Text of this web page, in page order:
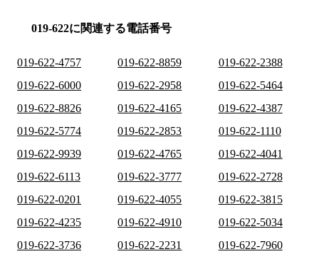
019-622に関連する電話番号
019-622-4757 019-622-8859
019-622-2388
019-622-6000
019-622-2958
019-622-5464
019-622-8826
019-622-4165
019-622-4387
019-622-5774
019-622-2853
019-622-1110
019-622-9939
019-622-4765
019-622-4041
019-622-6113
019-622-3777
019-622-2728
019-622-0201
019-622-4055
019-622-3815
019-622-4235
019-622-4910
019-622-5034
019-622-3736
019-622-2231
019-622-7960